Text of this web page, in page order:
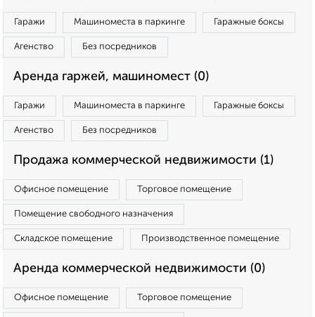
Гаражи Машиноместа в паркинге Гаражные боксы
Агенство Без посредников
Аренда гаржей, машиномест (0)
Гаражи Машиноместа в паркинге Гаражные боксы
Агенство Без посредников
Продажа коммерческой недвижимости (1)
Офисное помещение Торговое помещение
Помещение свободного назначения
Складское помещение Производственное помещение
Аренда коммерческой недвижимости (0)
Офисное помещение Торговое помещение